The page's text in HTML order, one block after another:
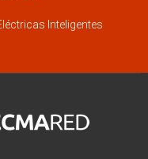
Inteligentes